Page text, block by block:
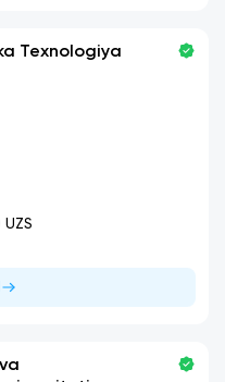
Texnologiya
UZS